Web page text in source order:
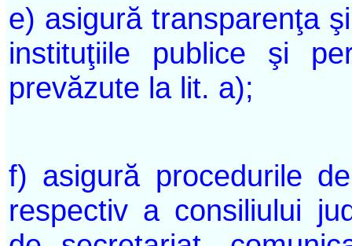
e) asigură transparenţa
instituţiile publice şi
prevăzute la lit. a);
f) asigură procedurile
respectiv a consiliului